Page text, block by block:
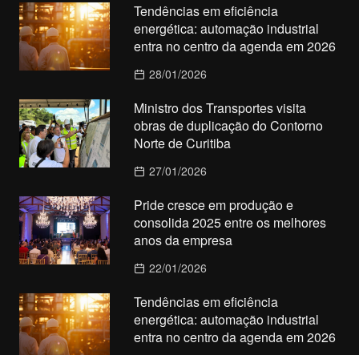
Tendências em eficiência
energética: automação industrial
entra no centro da agenda em 2026
28/01/2026
Ministro dos Transportes visita
obras de duplicação do Contorno
Norte de Curitiba
27/01/2026
Pride cresce em produção e
consolida 2025 entre os melhores
anos da empresa
22/01/2026
Tendências em eficiência
energética: automação industrial
entra no centro da agenda em 2026